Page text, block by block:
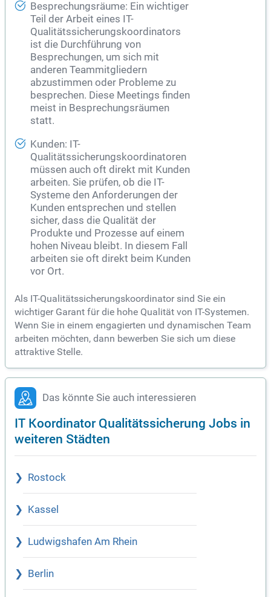
Besprechungsräume: Ein wichtiger
Teil der Arbeit eines IT-
Qualitätssicherungskoordinators
ist die Durchführung von
Besprechungen, um sich mit
anderen Teammitgliedern
abzustimmen oder Probleme zu
besprechen. Diese Meetings finden
meist in Besprechungsräumen
statt.
Kunden: IT-
Qualitätssicherungskoordinatoren
müssen auch oft direkt mit Kunden
arbeiten. Sie prüfen, ob die IT-
Systeme den Anforderungen der
Kunden entsprechen und stellen
sicher, dass die Qualität der
Produkte und Prozesse auf einem
hohen Niveau bleibt. In diesem Fall
arbeiten sie oft direkt beim Kunden
vor Ort.
Als IT-Qualitätssicherungskoordinator sind Sie ein
wichtiger Garant für die hohe Qualität von IT-Systemen.
Wenn Sie in einem engagierten und dynamischen Team
arbeiten möchten, dann bewerben Sie sich um diese
attraktive Stelle.
Das könnte Sie auch interessieren
IT Koordinator Qualitätssicherung Jobs in
weiteren Städten
Rostock
Kassel
Ludwigshafen Am Rhein
Berlin